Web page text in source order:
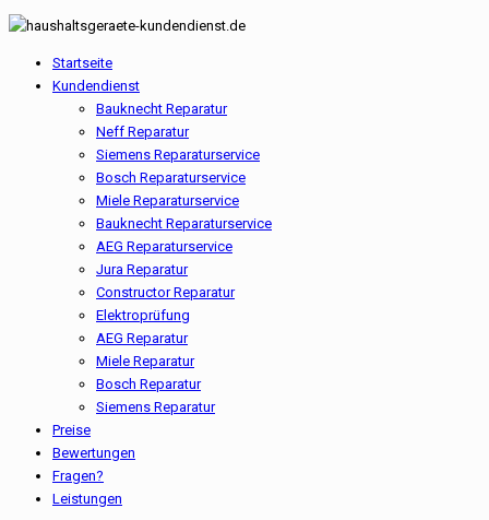
Startseite
Kundendienst
Bauknecht Reparatur
Neff Reparatur
Siemens Reparaturservice
Bosch Reparaturservice
Miele Reparaturservice
Bauknecht Reparaturservice
AEG Reparaturservice
Jura Reparatur
Constructor Reparatur
Elektroprüfung
AEG Reparatur
Miele Reparatur
Bosch Reparatur
Siemens Reparatur
Preise
Bewertungen
Fragen?
Leistungen